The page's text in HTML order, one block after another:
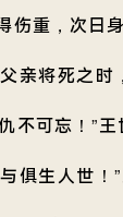
伤重，次日
亲将死之时
不可忘！”
俱生人世！